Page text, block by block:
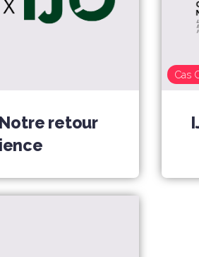
Notre retour
Cas